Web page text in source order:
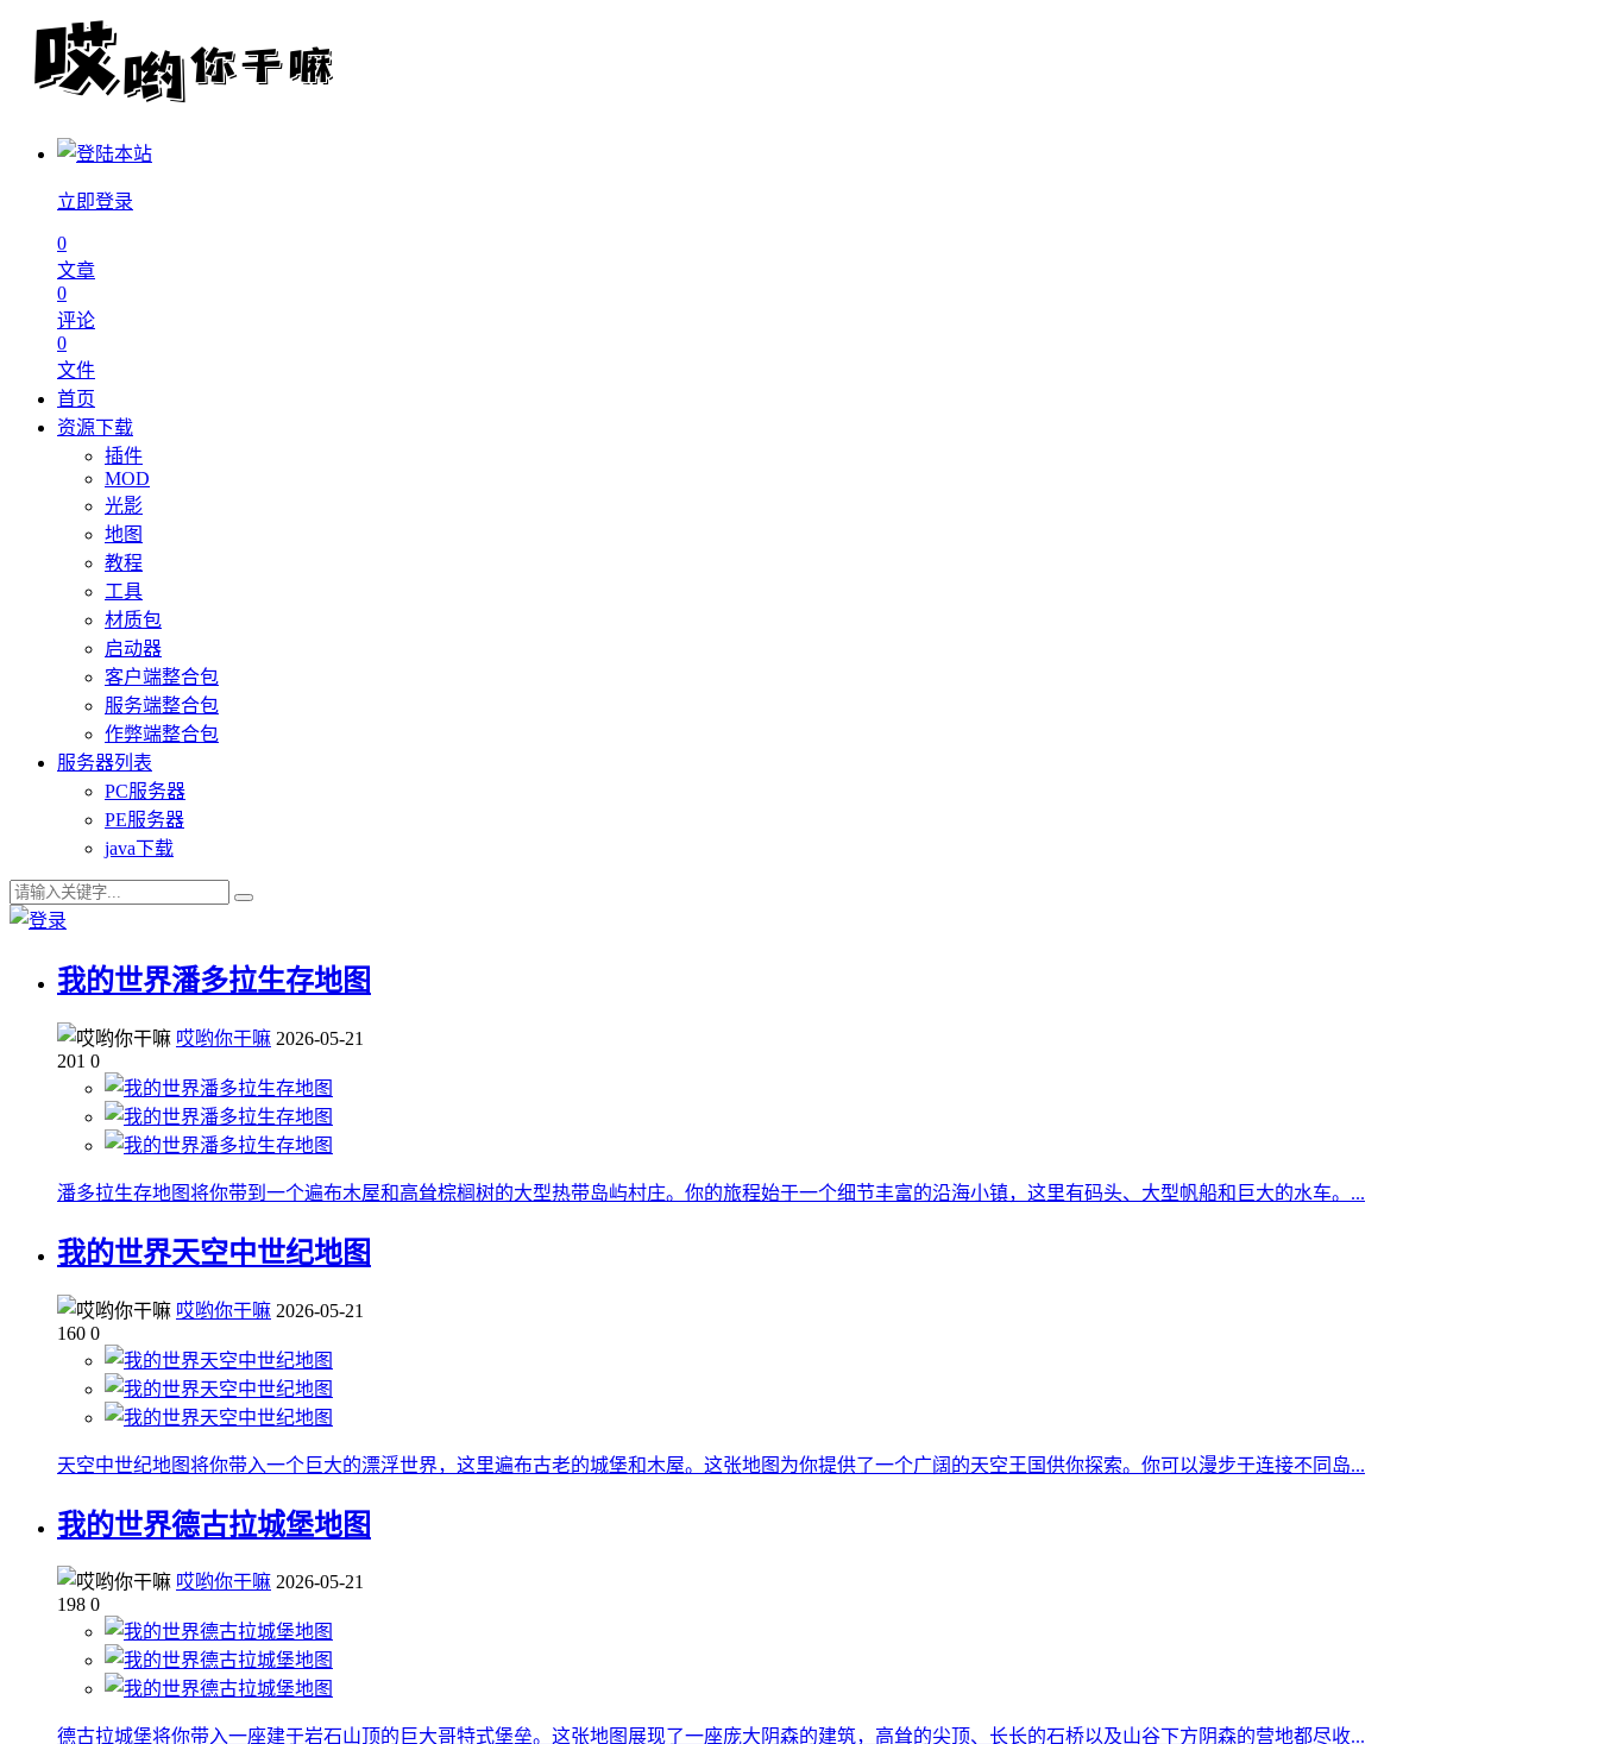
立即登录
0
文章
0
评论
0
文件
首页
资源下载
插件
MOD
光影
地图
教程
工具
材质包
启动器
客户端整合包
服务端整合包
作弊端整合包
服务器列表
PC服务器
PE服务器
java下载
我的世界潘多拉生存地图
哎哟你干嘛 2026-05-21
201 0
潘多拉生存地图将你带到一个遍布木屋和高耸棕榈树的大型热带岛屿村庄。你的旅程始于一个细节丰富的沿海小镇，这里有码头、大型帆船和巨大的水车。...
我的世界天空中世纪地图
哎哟你干嘛 2026-05-21
160 0
天空中世纪地图将你带入一个巨大的漂浮世界，这里遍布古老的城堡和木屋。这张地图为你提供了一个广阔的天空王国供你探索。你可以漫步于连接不同岛...
我的世界德古拉城堡地图
哎哟你干嘛 2026-05-21
198 0
德古拉城堡将你带入一座建于岩石山顶的巨大哥特式堡垒。这张地图展现了一座庞大阴森的建筑，高耸的尖顶、长长的石桥以及山谷下方阴森的营地都尽收...